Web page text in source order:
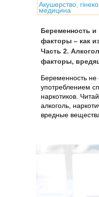
Акушерство,
медицина
Беременность
факторы – как
Часть 2.
факторы,
Беременность не
употреблением
наркотиков.
алкоголь,
вредные